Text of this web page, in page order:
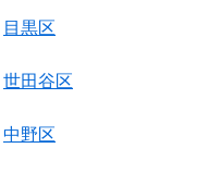
目黒区
世田谷区
中野区